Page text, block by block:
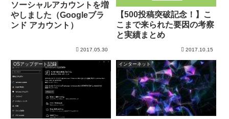
ソーシャルアカウントを増
やしました（Googleブラ
ンド アカウント）
2017.05.30
【500投稿突破記念！】こ
こまで来られた要因の考察
と実績まとめ
2017.10.15
OSアップデート記録 インターネット